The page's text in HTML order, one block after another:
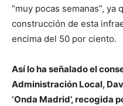
“muy pocas semanas”, ya
construcción de esta
encima del 50 por ciento.
Así lo ha señalado el
Administración Local,
‘Onda Madrid’, recogida